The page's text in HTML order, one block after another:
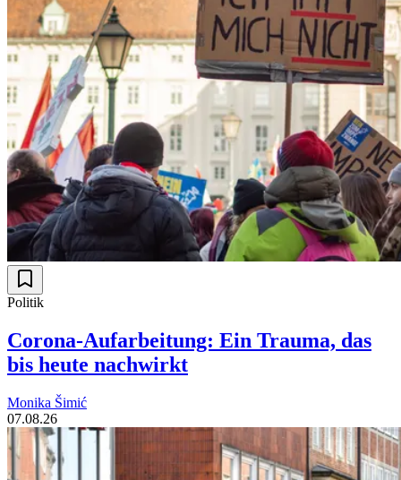
Politik
Corona-Aufarbeitung: Ein Trauma, das
bis heute nachwirkt
Monika Šimić
07.08.26